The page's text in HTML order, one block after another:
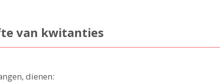
van kwitanties
dienen: